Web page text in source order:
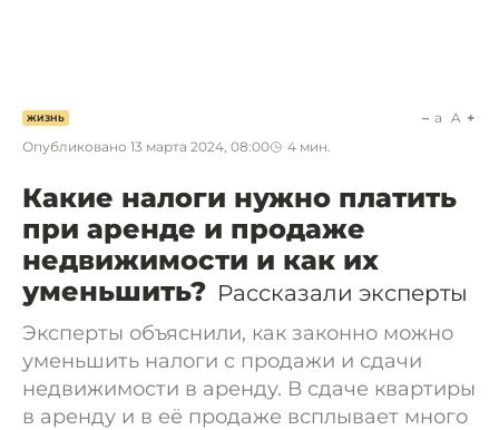
ЖИЗНЬ
Опубликовано 13 марта 2024, 08:00 4 мин.
a A
Какие налоги нужно платить
при аренде и продаже
недвижимости и как их
уменьшить? Рассказали эксперты
Эксперты объяснили, как законно можно
уменьшить налоги с продажи и сдачи
недвижимости в аренду. В сдаче квартиры
в аренду и в её продаже всплывает много